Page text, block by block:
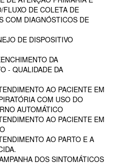
DE COLETA DE
COM DIAGNÓSTICOS DE
DE DISPOSITIVO
DA
- QUALIDADE DA
AO PACIENTE EM
COM USO DO
AUTOMÁTICO
AO PACIENTE EM
AO PARTO E A
DOS SINTOMÁTICOS